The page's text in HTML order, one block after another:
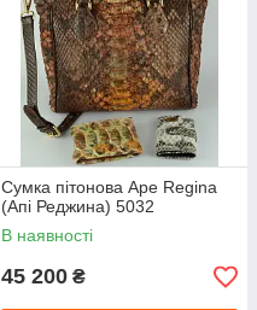
Сумка пітонова Ape Regina
(Апі Реджина) 5032
В наявності
45 200 ₴